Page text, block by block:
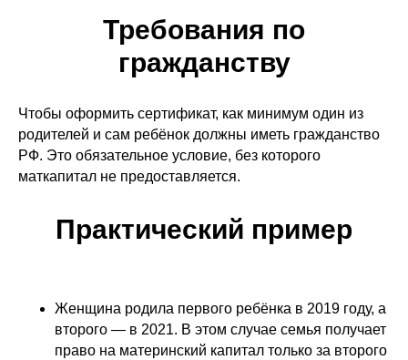
Требования по
гражданству
Чтобы оформить сертификат, как минимум один из
родителей и сам ребёнок должны иметь гражданство
РФ. Это обязательное условие, без которого
маткапитал не предоставляется.
Практический пример
Женщина родила первого ребёнка в 2019 году, а
второго — в 2021. В этом случае семья получает
право на материнский капитал только за второго